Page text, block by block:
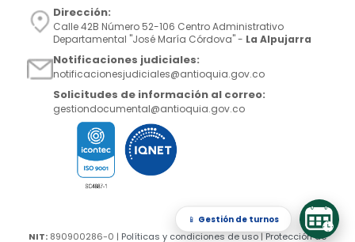
📱 Gestión de turnos
Dirección:
Calle 42B Número 52-106 Centro Administrativo
Departamental "José María Córdova" - La Alpujarra
Notificaciones judiciales:
notificacionesjudiciales@antioquia.gov.co
Solicitudes de información al correo:
gestiondocumental@antioquia.gov.co
NIT: 890900286-0 | Políticas y condiciones de uso | Protección de